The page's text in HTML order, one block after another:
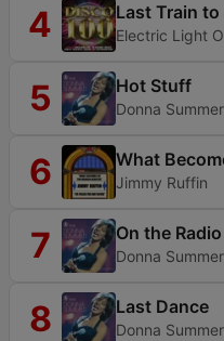
4 Last Train
Electric Light
5 Hot Stuff
Donna Summer
6 What
Jimmy Ruffin
7 On the Radio
Donna Summer
8 Last Dance
Donna Summer